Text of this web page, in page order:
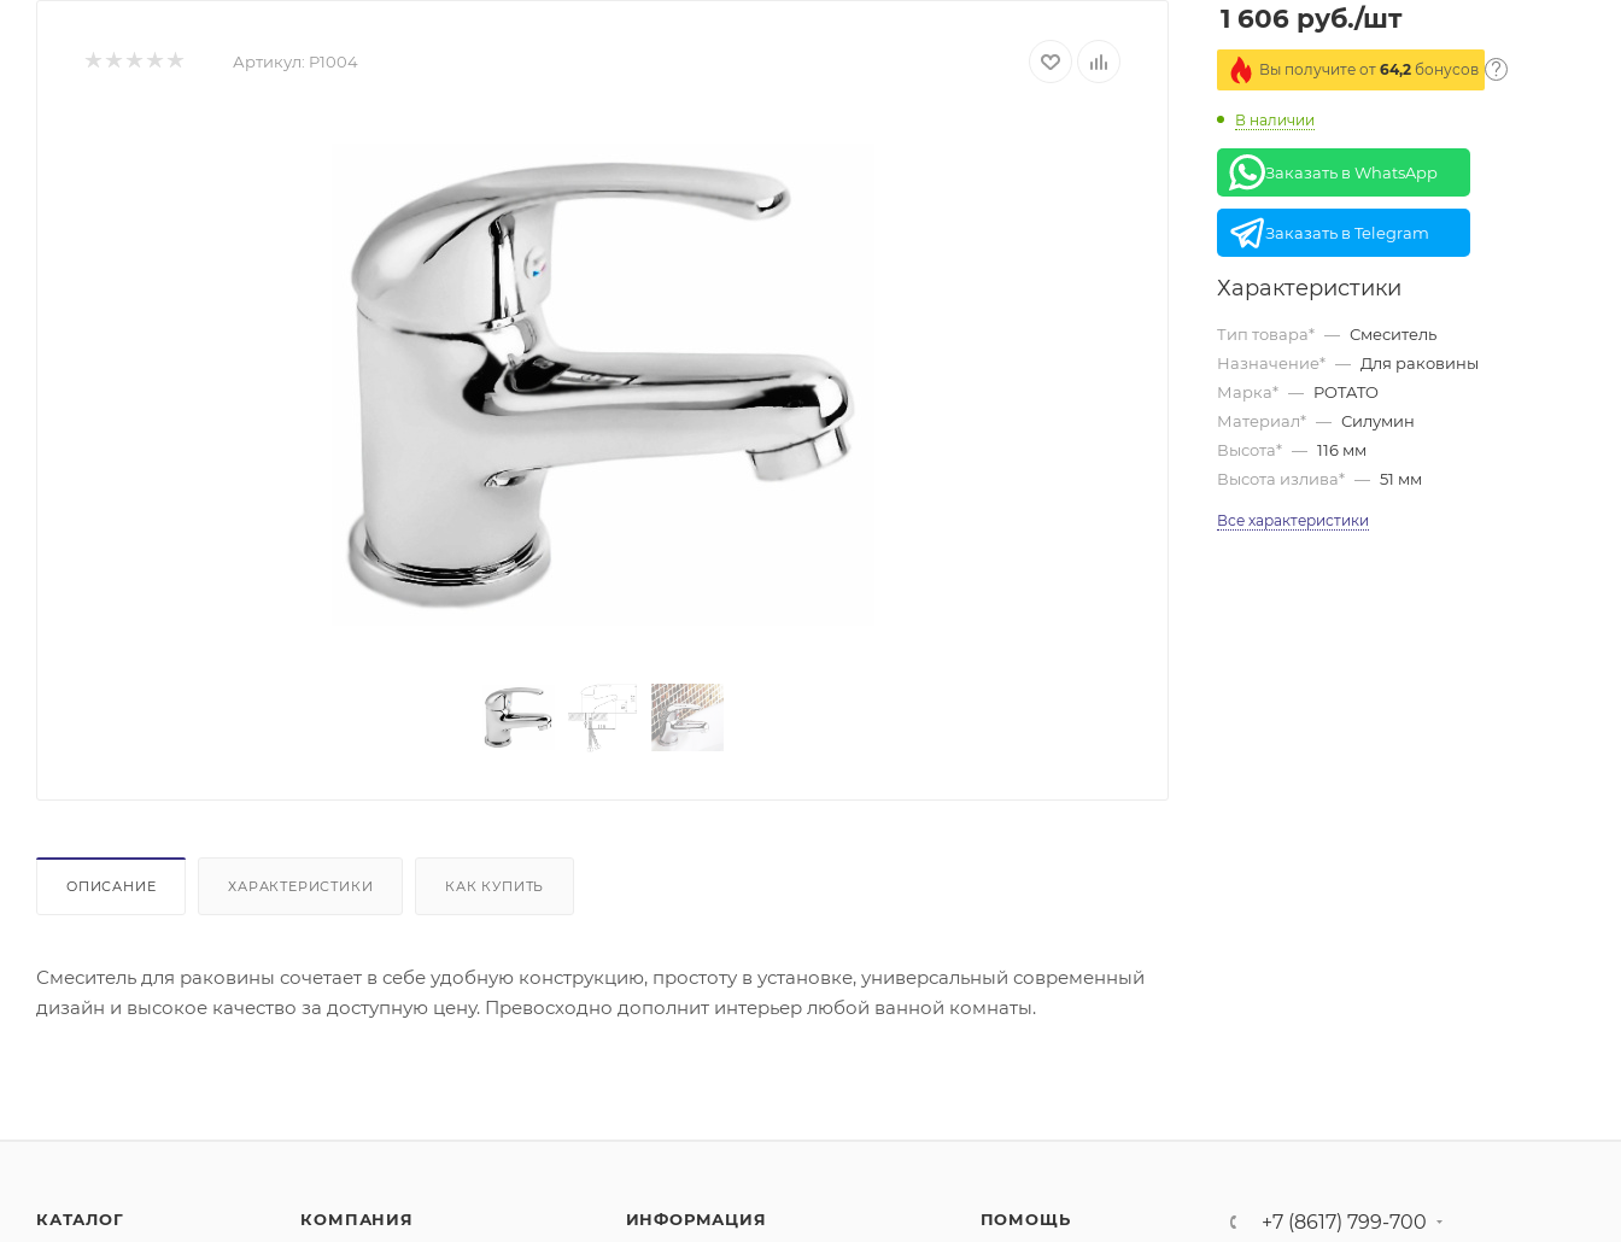
Артикул: P1004
ОПИСАНИЕ ХАРАКТЕРИСТИКИ КАК КУПИТЬ
Смеситель для раковины сочетает в себе удобную конструкцию, простоту в установке, универсальный современный
дизайн и высокое качество за доступную цену. Превосходно дополнит интерьер любой ванной комнаты.
1 606 руб./шт
Вы получите от 64,2 бонусов
В наличии
Заказать в WhatsApp
Заказать в Telegram
Характеристики
Тип товара* — Смеситель
Назначение* — Для раковины
Марка* — POTATO
Материал* — Силумин
Высота* — 116 мм
Высота излива* — 51 мм
Все характеристики
КАТАЛОГ КОМПАНИЯ ИНФОРМАЦИЯ ПОМОЩЬ +7 (8617) 799-700